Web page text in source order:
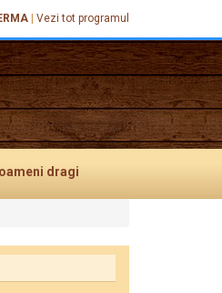
Vezi tot programul
dragi